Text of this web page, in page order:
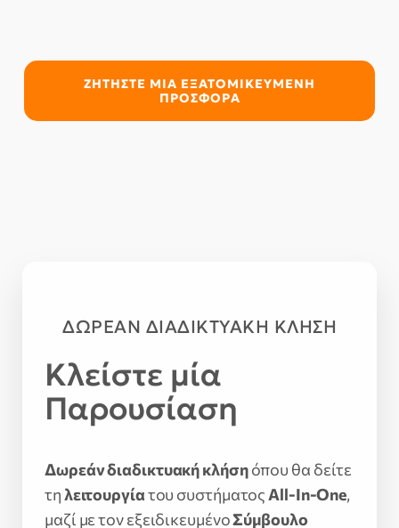
ΖΗΤΗΣΤΕ ΜΙΑ ΕΞΑΤΟΜΙΚΕΥΜΕΝΗ
ΠΡΟΣΦΟΡΑ
ΔΩΡΕΑΝ ΔΙΑΔΙΚΤΥΑΚΗ ΚΛΗΣΗ
Κλείστε μία
Παρουσίαση
Δωρεάν διαδικτυακή κλήσηόπου θα δείτε
τη λειτουργίατου συστήματος All-In-One,
μαζί με τον εξειδικευμένοΣύμβουλο